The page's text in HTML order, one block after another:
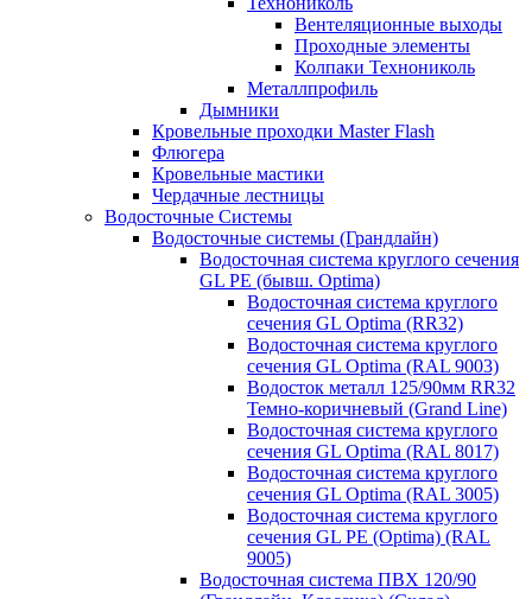
Вентеляционные выходы
Проходные элементы
Колпаки Технониколь
Металлпрофиль
Дымники
Кровельные проходки Master Flash
Флюгера
Кровельные мастики
Чердачные лестницы
Водосточные Системы
Водосточные системы (Грандлайн)
Водосточная система круглого сечения
GL PE (бывш. Optima)
Водосточная система круглого
сечения GL Optima (RR32)
Водосточная система круглого
сечения GL Optima (RAL 9003)
Водосток металл 125/90мм RR32
Темно-коричневый (Grand Line)
Водосточная система круглого
сечения GL Optima (RAL 8017)
Водосточная система круглого
сечения GL Optima (RAL 3005)
Водосточная система круглого
сечения GL PE (Optima) (RAL
9005)
Водосточная система ПВХ 120/90